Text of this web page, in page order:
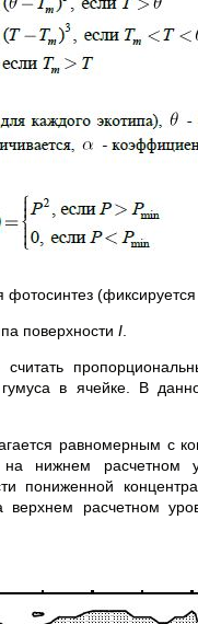
(фиксируется
поверхности I
гумуса в ячейке. В
равномерным с
нижнем расчетном
пониженной
расчетном